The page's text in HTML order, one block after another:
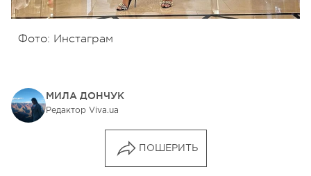
Фото: Инстаграм
МИЛА ДОНЧУК
Редактор Viva.ua
ПОШЕРИТЬ